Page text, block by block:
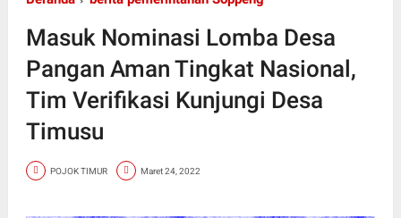
Masuk Nominasi Lomba Desa
Pangan Aman Tingkat Nasional,
Tim Verifikasi Kunjungi Desa
Timusu
POJOK TIMUR Maret 24, 2022